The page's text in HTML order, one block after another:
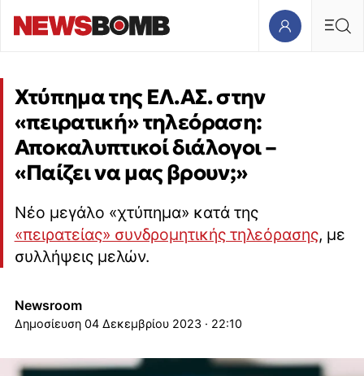
Χτύπημα της ΕΛ.ΑΣ. στην
«πειρατική» τηλεόραση:
Αποκαλυπτικοί διάλογοι –
«Παίζει να μας βρουν;»
Νέο μεγάλο «χτύπημα» κατά της
«πειρατείας» συνδρομητικής τηλεόρασης, με
συλλήψεις μελών.
Newsroom
04 Δεκεμβρίου 2023 · 22:10